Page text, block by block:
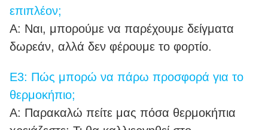
επιπλέον;
Α: Ναι, μπορούμε να παρέχουμε δείγματα
δωρεάν, αλλά δεν φέρουμε το φορτίο.
Ε3: Πώς μπορώ να πάρω προσφορά για το
θερμοκήπιο;
Α: Παρακαλώ πείτε μας πόσα θερμοκήπια